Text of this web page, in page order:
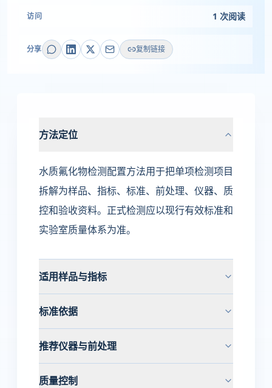
访问 1 次阅读
分享 复制链接
方法定位
水质氟化物检测配置方法用于把单项检测项目
拆解为样品、指标、标准、前处理、仪器、质
控和验收资料。正式检测应以现行有效标准和
实验室质量体系为准。
适用样品与指标
标准依据
推荐仪器与前处理
质量控制